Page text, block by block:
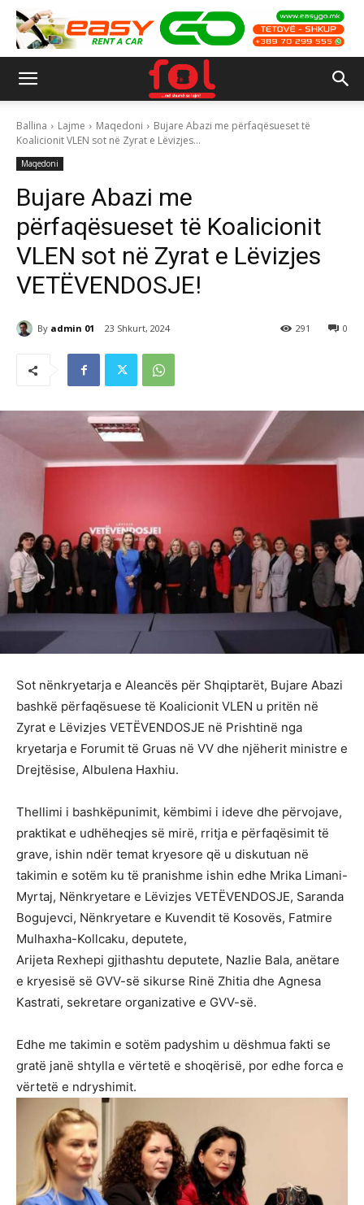
Ballina Lajme Maqedoni
Bujare Abazi me përfaqësueset të
Koalicionit VLEN sot në Zyrat e Lëvizjes...
Maqedoni
Bujare Abazi me
përfaqësueset të Koalicionit
VLEN sot në Zyrat e Lëvizjes
VETËVENDOSJE!
By admin 01 23 Shkurt, 2024 0
291
Sot nënkryetarja e Aleancës për Shqiptarët, Bujare Abazi
bashkë përfaqësuese të Koalicionit VLEN u pritën në
Zyrat e Lëvizjes VETËVENDOSJE në Prishtinë nga
kryetarja e Forumit të Gruas në VV dhe njëherit ministre e
Drejtësise, Albulena Haxhiu.
Thellimi i bashkëpunimit, këmbimi i ideve dhe përvojave,
praktikat e udhëheqjes së mirë, rritja e përfaqësimit të
grave, ishin ndër temat kryesore që u diskutuan në
takimin e sotëm ku të pranishme ishin edhe Mrika Limani-
Myrtaj, Nënkryetare e Lëvizjes VETËVENDOSJE, Saranda
Bogujevci, Nënkryetare e Kuvendit të Kosovës, Fatmire
Mulhaxha-Kollcaku, deputete,
Arijeta Rexhepi gjithashtu deputete, Nazlie Bala, anëtare
e kryesisë së GVV-së sikurse Rinë Zhitia dhe Agnesa
Kastrati, sekretare organizative e GVV-së.
Edhe me takimin e sotëm padyshim u dëshmua fakti se
gratë janë shtylla e vërtetë e shoqërisë, por edhe forca e
vërtetë e ndryshimit.